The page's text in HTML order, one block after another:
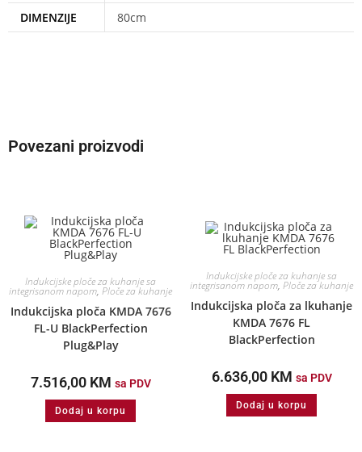
DIMENZIJE
80cm
Povezani proizvodi
Indukcijske ploče za kuhanje sa
integrisanom napom, Ploče za kuhanje
Indukcijska ploča KMDA 7676
FL-U BlackPerfection
Plug&Play
7.516,00 KM sa PDV
Dodaj u korpu
Indukcijske ploče za kuhanje sa
integrisanom napom, Ploče za kuhanje
Indukcijska ploča za lkuhanje
KMDA 7676 FL
BlackPerfection
6.636,00 KM sa PDV
Dodaj u korpu